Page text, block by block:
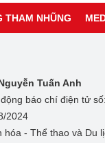
THAM NHŨNG
Tuấn Anh
báo chí điện tử
2024
hóa - Thể thao và Du